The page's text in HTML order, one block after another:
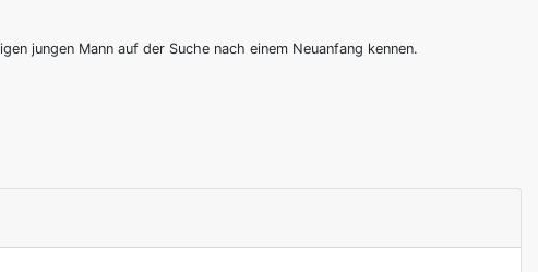
jungen Mann auf der Suche nach einem Neuanfang kennen.